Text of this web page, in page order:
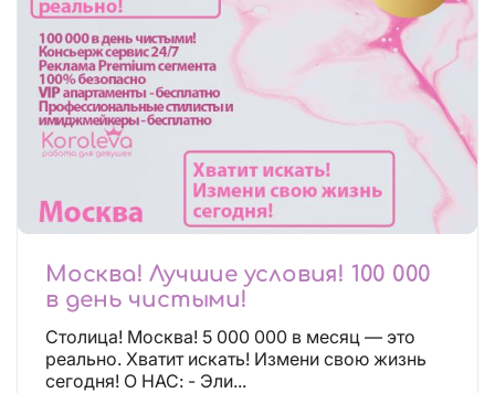
Москва! Лучшие условия! 100 000
в день чистыми!
Столица! Москва! 5 000 000 в месяц — это
реально. Хватит искать! Измени свою жизнь
сегодня! О НАС: - Эли...